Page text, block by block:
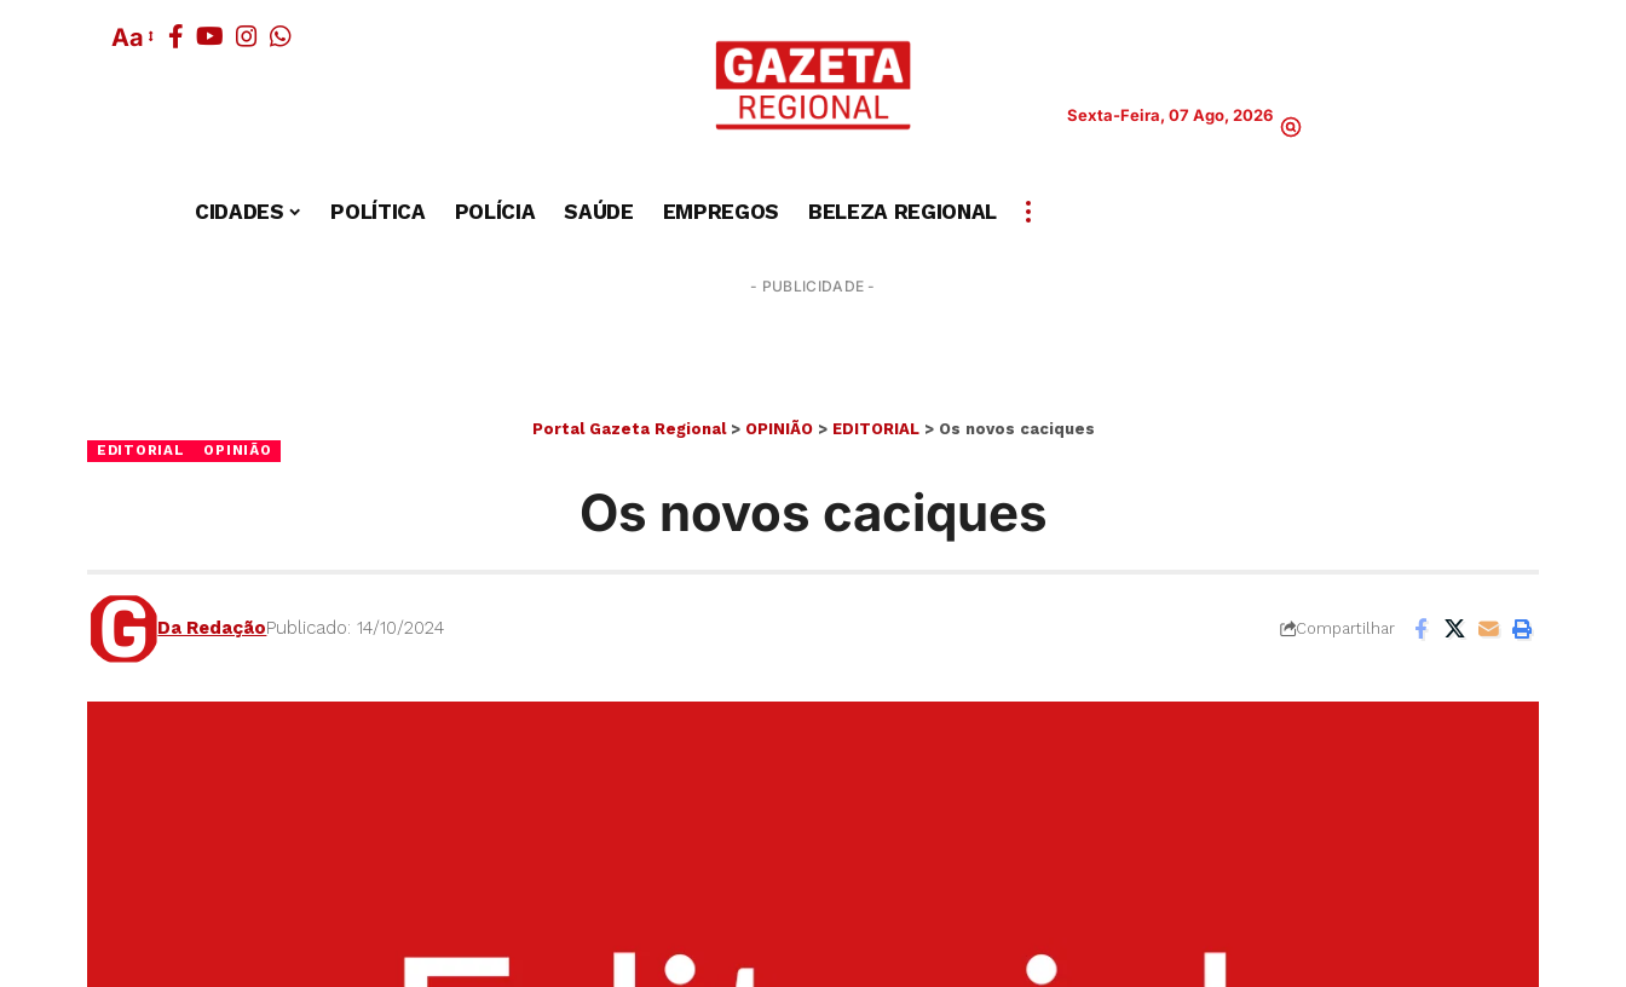
Aa
Sexta-Feira, 07 Ago, 2026
CIDADES POLÍTICA POLÍCIA SAÚDE EMPREGOS BELEZA REGIONAL
- PUBLICIDADE -
Portal Gazeta Regional> OPINIÃO> EDITORIAL> Os novos caciques
EDITORIAL OPINIÃO
Os novos caciques
Da RedaçãoPublicado: 14/10/2024 Compartilhar